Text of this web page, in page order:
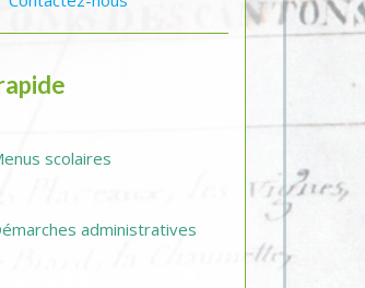
scolaires
administratives